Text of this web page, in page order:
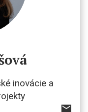
inovácie a